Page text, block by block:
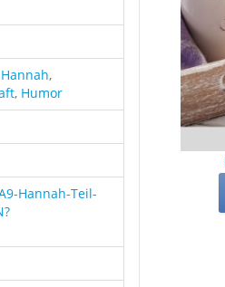
Hannah,
, Humor
Hannah-Teil-